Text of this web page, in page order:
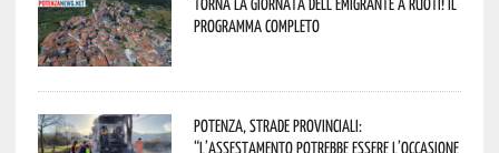
programma completo
Potenza, strade provinciali:
“L’assestamento potrebbe essere l’occasione